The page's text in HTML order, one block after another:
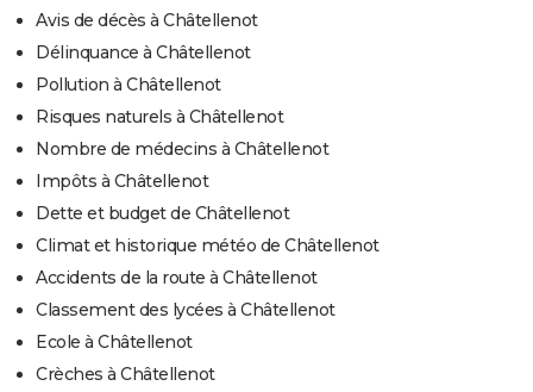
Avis de décès à Châtellenot
Délinquance à Châtellenot
Pollution à Châtellenot
Risques naturels à Châtellenot
Nombre de médecins à Châtellenot
Impôts à Châtellenot
Dette et budget de Châtellenot
Climat et historique météo de Châtellenot
Accidents de la route à Châtellenot
Classement des lycées à Châtellenot
Ecole à Châtellenot
Crèches à Châtellenot